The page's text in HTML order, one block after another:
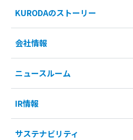
KURODAのストーリー
会社情報
ニュースルーム
IR情報
サステナビリティ